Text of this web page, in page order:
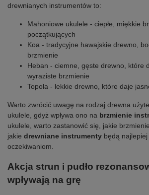
drewnianych instrumentów to:
Mahoniowe ukulele - ciepłe, miękkie
początkujących
Koa - tradycyjne hawajskie drewno,
brzmienie
Heban - ciemne, gęste drewno, które
wyraziste brzmienie
Topola - lekkie drewno, które daje
Warto zwrócić uwagę na rodzaj drewna
ukulele, gdyż wpływa ono na brzmienie
ukulele, warto zastanowić się, jakie
jakie drewniane instrumenty będą
oczekiwaniom.
Akcja strun i pudło
wpływają na grę